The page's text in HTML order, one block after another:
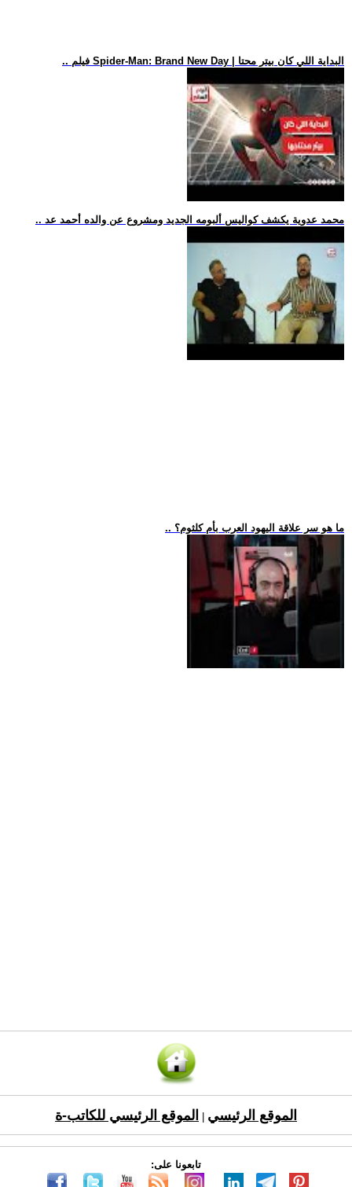
.. فيلم Spider-Man: Brand New Day | البداية اللي كان بيتر محتا
.. محمد عدوية يكشف كواليس ألبومه الجديد ومشروع عن والده أحمد عد
.. ما هو سر علاقة اليهود العرب بأم كلثوم؟
الموقع الرئيسي الموقع الرئيسي للكاتب-ة
تابعونا على: